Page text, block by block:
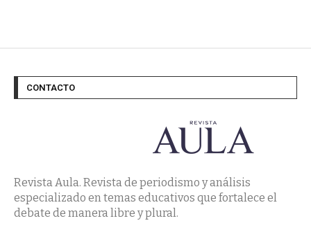
CONTACTO
Revista Aula. Revista de periodismo y análisis
especializado en temas educativos que fortalece el
debate de manera libre y plural.